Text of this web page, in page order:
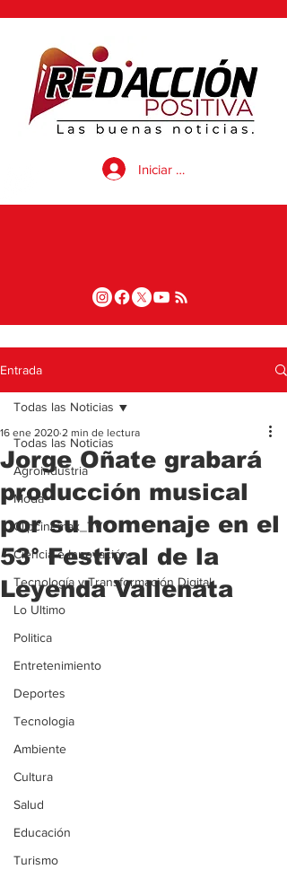
Iniciar sesión
Entrada
Todas las Noticias
Agroindustria
Moda
Clipcinemax_TV
Ciencia e Innovación
Tecnología y Transformación Digital
Lo Ultimo
Politica
Entretenimiento
Deportes
Tecnologia
Ambiente
Cultura
Salud
Educación
Turismo
Todas las Noticias
Jorge Oñate grabará
producción musical
por su homenaje en el
53° Festival de la
Leyenda Vallenata
16 ene 2020 2 min de lectura